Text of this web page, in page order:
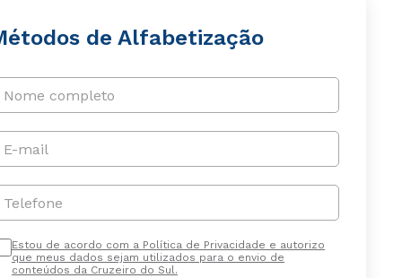
de Alfabetização
Nome completo
E-mail
Telefone
Estou de acordo com a Política de Privacidade e autorizo
que meus dados sejam utilizados para o envio de
conteúdos da Cruzeiro do Sul.